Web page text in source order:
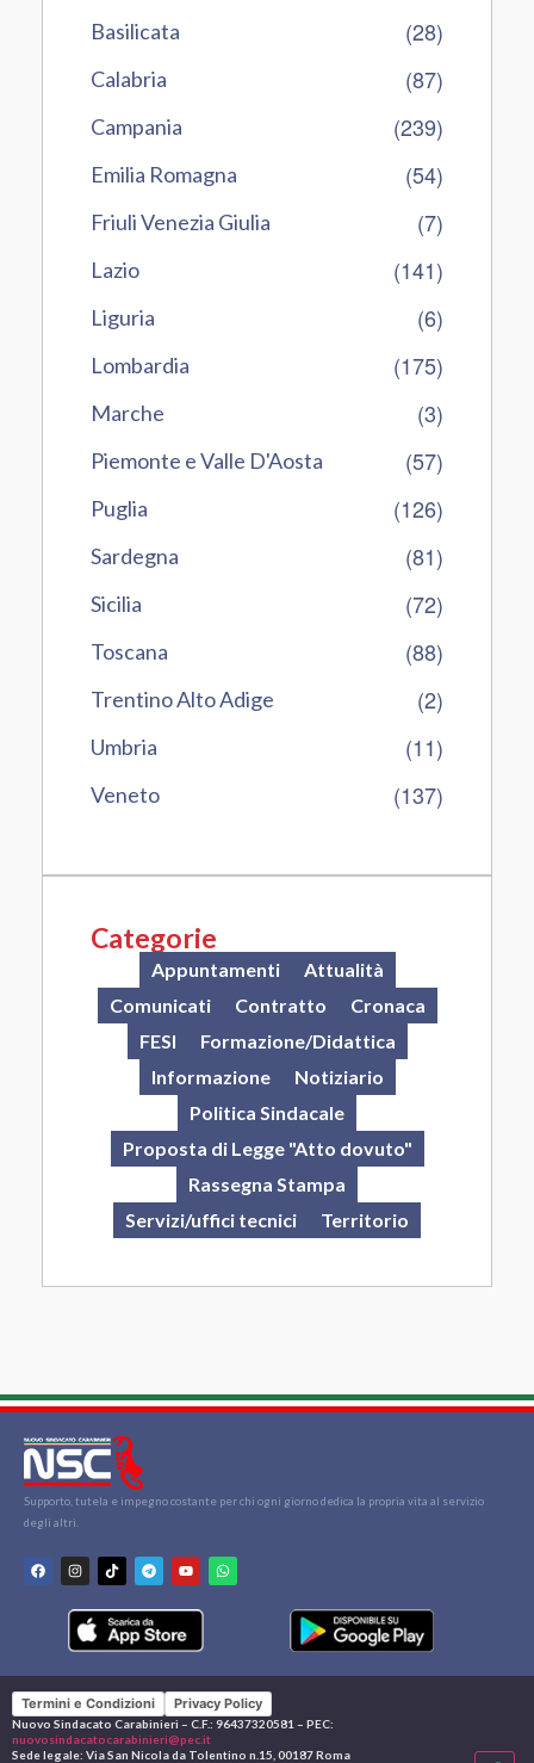
Basilicata (28)
Calabria (87)
Campania (239)
Emilia Romagna (54)
Friuli Venezia Giulia (7)
Lazio (141)
Liguria (6)
Lombardia (175)
Marche (3)
Piemonte e Valle D'Aosta (57)
Puglia (126)
Sardegna (81)
Sicilia (72)
Toscana (88)
Trentino Alto Adige (2)
Umbria (11)
Veneto (137)
Categorie
Appuntamenti
Attualità
Comunicati
Contratto
Cronaca
FESI
Formazione/Didattica
Informazione
Notiziario
Politica Sindacale
Proposta di Legge "Atto dovuto"
Rassegna Stampa
Servizi/uffici tecnici
Territorio
Supporto, tutela e impegno costante per chi ogni giorno dedica la propria vita al servizio
degli altri.
Termini e Condizioni Privacy Policy
Nuovo Sindacato Carabinieri – C.F.: 96437320581 – PEC:
nuovosindacatocarabinieri@pec.it
Sede legale: Via San Nicola da Tolentino n.15, 00187 Roma